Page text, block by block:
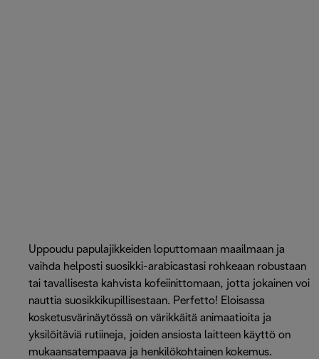
Uppoudu papulajikkeiden loputtomaan maailmaan ja
vaihda helposti suosikki-arabicastasi rohkeaan robustaan ​​
tai tavallisesta kahvista kofeiinittomaan, jotta jokainen voi
nauttia suosikkikupillisestaan. Perfetto! Eloisassa
kosketusvärinäytössä on värikkäitä animaatioita ja
yksilöitäviä rutiineja, joiden ansiosta laitteen käyttö on
mukaansatempaava ja henkilökohtainen kokemus.